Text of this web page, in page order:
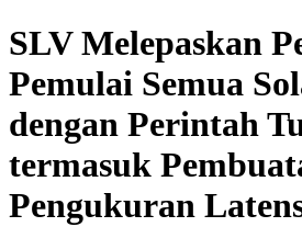
SLV Melepaskan
Pemulai Semua
dengan Perintah
termasuk
Pengukuran